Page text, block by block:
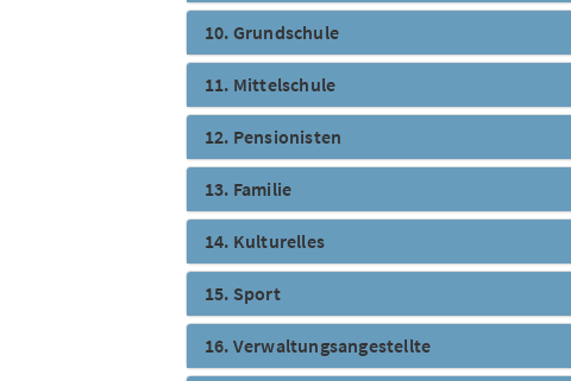
10. Grundschule
11. Mittelschule
12. Pensionisten
13. Familie
14. Kulturelles
15. Sport
16. Verwaltungsangestellte